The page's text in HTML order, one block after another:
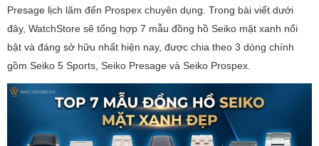
Presage lịch lãm đến Prospex chuyên dụng. Trong bài viết dưới
đây, WatchStore sẽ tổng hợp 7 mẫu đồng hồ Seiko mặt xanh nổi
bật và đáng sở hữu nhất hiện nay, được chia theo 3 dòng chính
gồm Seiko 5 Sports, Seiko Presage và Seiko Prospex.